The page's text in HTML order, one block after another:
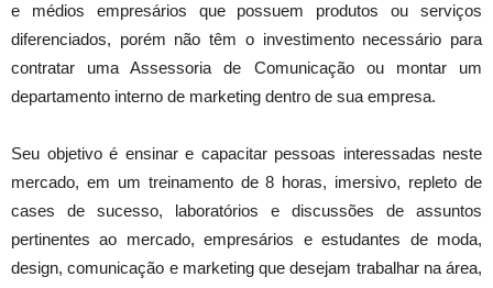
e médios empresários que possuem produtos ou serviços
diferenciados, porém não têm o investimento necessário para
contratar uma Assessoria de Comunicação ou montar um
departamento interno de marketing dentro de sua empresa.
Seu objetivo é ensinar e capacitar pessoas interessadas neste
mercado, em um treinamento de 8 horas, imersivo, repleto de
cases de sucesso, laboratórios e discussões de assuntos
pertinentes ao mercado, empresários e estudantes de moda,
design, comunicação e marketing que desejam trabalhar na área,